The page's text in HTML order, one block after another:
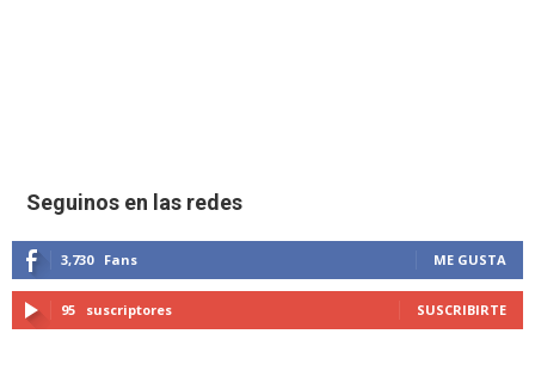
Seguinos en las redes
3,730 Fans ME GUSTA
95 suscriptores SUSCRIBIRTE